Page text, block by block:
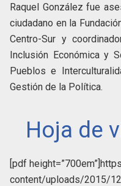
Raquel González fue
ciudadano en la
Centro-Sur y
Inclusión Económica y
Pueblos e
Gestión de la Política.
Hoja de
[pdf
content/uploads/2015/